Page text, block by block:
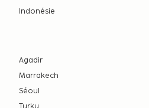
Indonésie
Agadir
Marrakech
Séoul